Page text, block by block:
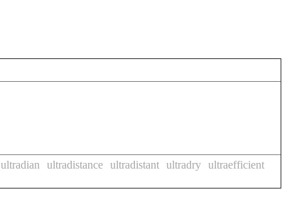
ultradian ultradistance ultradistant ultradry ultraefficient